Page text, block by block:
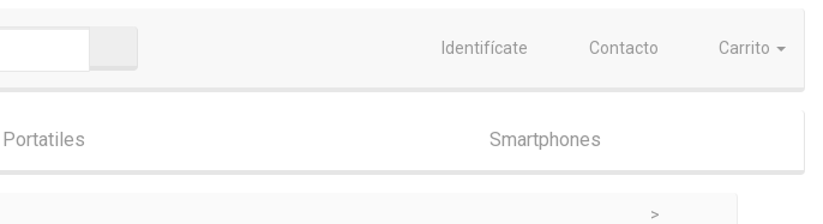
Identifícate Contacto Carrito
Portatiles Smartphones